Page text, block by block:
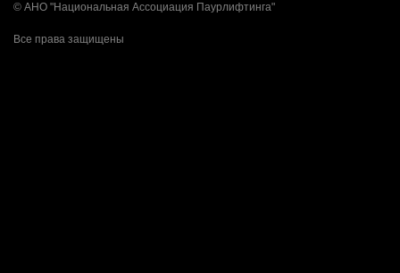
© АНО "Национальная Ассоциация Паурлифтинга"
Все права защищены